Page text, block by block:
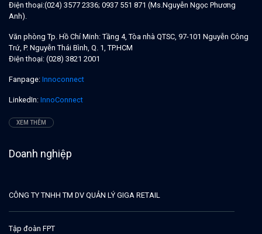
Điện thoại:(024) 3577 2336; 0937 551 871 (Ms.Nguyễn Ngọc Phương
Anh).
Văn phòng Tp. Hồ Chí Minh: Tầng 4, Tòa nhà QTSC, 97-101 Nguyễn Công
Trứ, P. Nguyễn Thái Bình, Q. 1, TP.HCM
Điện thoại: (028) 3821 2001
Fanpage: Innoconnect
LinkedIn: InnoConnect
XEM THÊM
Doanh nghiệp
CÔNG TY TNHH TM DV QUẢN LÝ GIGA RETAIL
Tập đoàn FPT